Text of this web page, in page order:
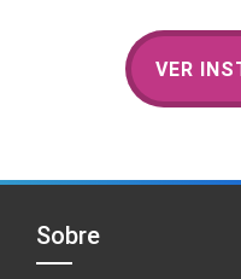
VER
Sobre